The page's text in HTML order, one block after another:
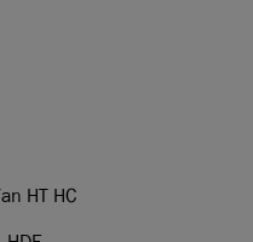
HT HC